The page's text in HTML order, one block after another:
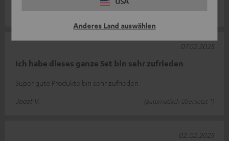
Anderes Land auswählen
Ich habe dieses ganze Set bin sehr zufrieden
Super gute Produkte bin sehr zufrieden
Joost V.
(automatisch übersetzt *)
07.02.2025
02.02.2025